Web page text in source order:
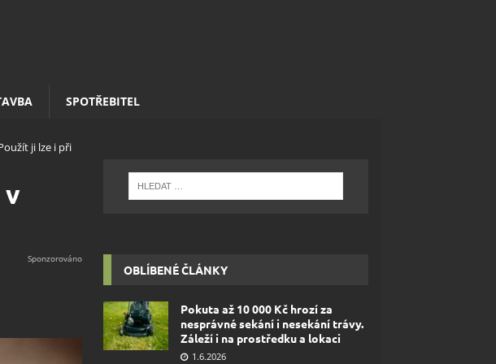
SPOTŘEBITEL
ji lze i při
v
OBLÍBENÉ ČLÁNKY
Pokuta až 10 000 Kč hrozí za
nesprávné sekání i nesekání trávy.
Záleží i na prostředku a lokaci
1.6.2026